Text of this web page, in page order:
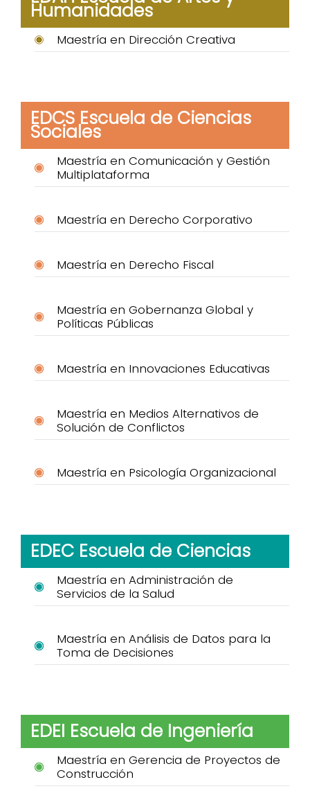
Humanidades
Maestría en Dirección Creativa
EDCS Escuela de Ciencias
Sociales
Maestría en Comunicación y Gestión
Multiplataforma
Maestría en Derecho Corporativo
Maestría en Derecho Fiscal
Maestría en Gobernanza Global y
Políticas Públicas
Maestría en Innovaciones Educativas
Maestría en Medios Alternativos de
Solución de Conflictos
Maestría en Psicología Organizacional
EDEC Escuela de Ciencias
Maestría en Administración de
Servicios de la Salud
Maestría en Análisis de Datos para la
Toma de Decisiones
EDEI Escuela de Ingeniería
Maestría en Gerencia de Proyectos de
Construcción